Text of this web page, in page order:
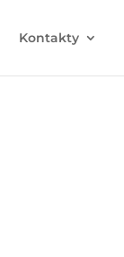
Kontakty